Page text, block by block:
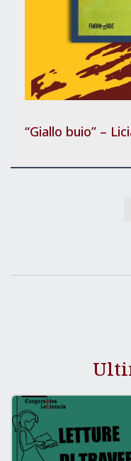
“Giallo buio” –